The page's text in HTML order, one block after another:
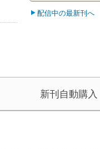
配信中の最新刊へ
新刊自動購入